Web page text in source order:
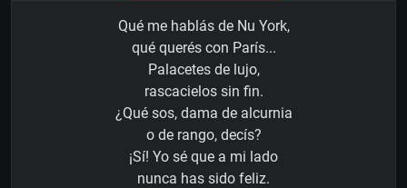
Qué me hablás de Nu York,
qué querés con París...
Palacetes de lujo,
rascacielos sin fin.
¿Qué sos, dama de alcurnia
o de rango, decís?
¡Sí! Yo sé que a mi lado
nunca has sido feliz.